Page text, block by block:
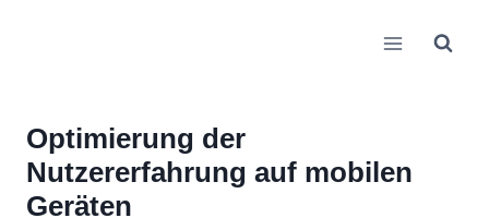
Optimierung der
Nutzererfahrung auf mobilen
Geräten